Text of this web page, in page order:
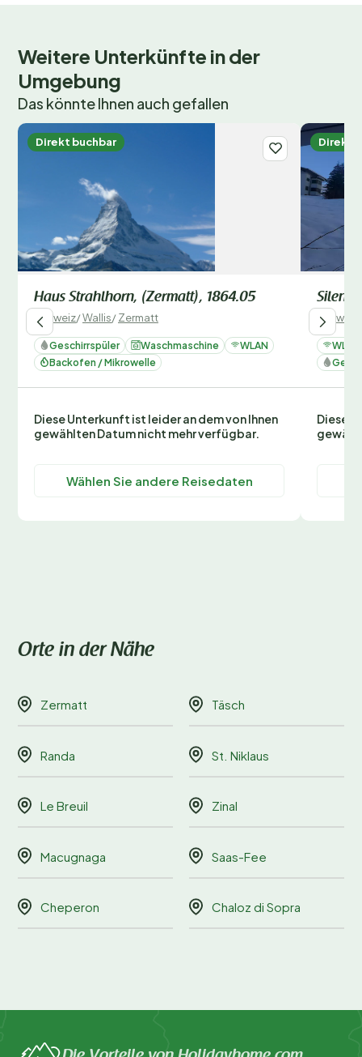
Weitere Unterkünfte in der
Umgebung
Das könnte Ihnen auch gefallen
Direkt buchbar
Haus Strahlhorn, (Zermatt), 1864.05
Schweiz/Wallis/Zermatt
Geschirrspüler Waschmaschine
WLAN
Backofen / Mikrowelle
Diese Unterkunft ist leider an dem von Ihnen
gewählten Datum nicht mehr verfügbar.
Wählen Sie andere Reisedaten
Direkt
Silence
Schweiz
WLAN
Diese
Orte in der Nähe
Zermatt Täsch
Randa St. Niklaus
Le Breuil Zinal
Macugnaga Saas-Fee
Cheperon Chaloz di Sopra